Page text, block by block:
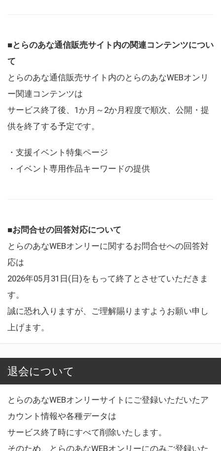
■とらのあな通信販売サイト内の関連コンテンツについ
て
とらのあな通信販売サイト内のとらのあなWEBオンリ
ー関連コンテンツは
サービス終了後、1か月～2か月程度で順次、公開・提
供を終了する予定です。
・支援イベント特集ページ
・イベント専用作品キーワードの提供
■お問合せの回答対応について
とらのあなWEBオンリーに関するお問合せへの回答対
応は
2026年05月31日(日)をもって終了とさせていただきま
す。
誠に恐れ入りますが、ご理解賜りますようお願い申し
上げます。
退会について
とらのあなWEBオンリーサイトにご登録いただいたア
カウント情報や各種データは
サービス終了時にすべて削除いたします。
そのため、とらのあなWEBオンリーにのみご登録いた